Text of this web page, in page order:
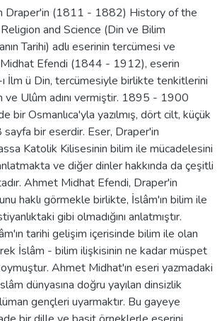
Draper'in (1811 - 1882) History of the
and Science (Din ve Bilim
Tarihi) adlı eserinin tercümesi ve
Efendi (1844 - 1912), eserin
İlm ü Din, tercümesiyle birlikte tenkitlerini
ve Ulûm adını vermiştir. 1895 - 1900
bir Osmanlıca'yla yazılmış, dört cilt, küçük
bir eserdir. Eser, Draper'in
Katolik Kilisesinin bilim ile mücadelesini
ve diğer dinler hakkında da çeşitli
Ahmet Midhat Efendi, Draper'in
haklı görmekle birlikte, İslâm'ın bilim ile
gibi olmadığını anlatmıştır.
tarihi gelişim içerisinde bilim ile olan
İslâm - bilim ilişkisinin ne kadar müspet
Ahmet Midhat'ın eseri yazmadaki
dünyasına doğru yayılan dinsizlik
gençleri uyarmaktır. Bu gayeye